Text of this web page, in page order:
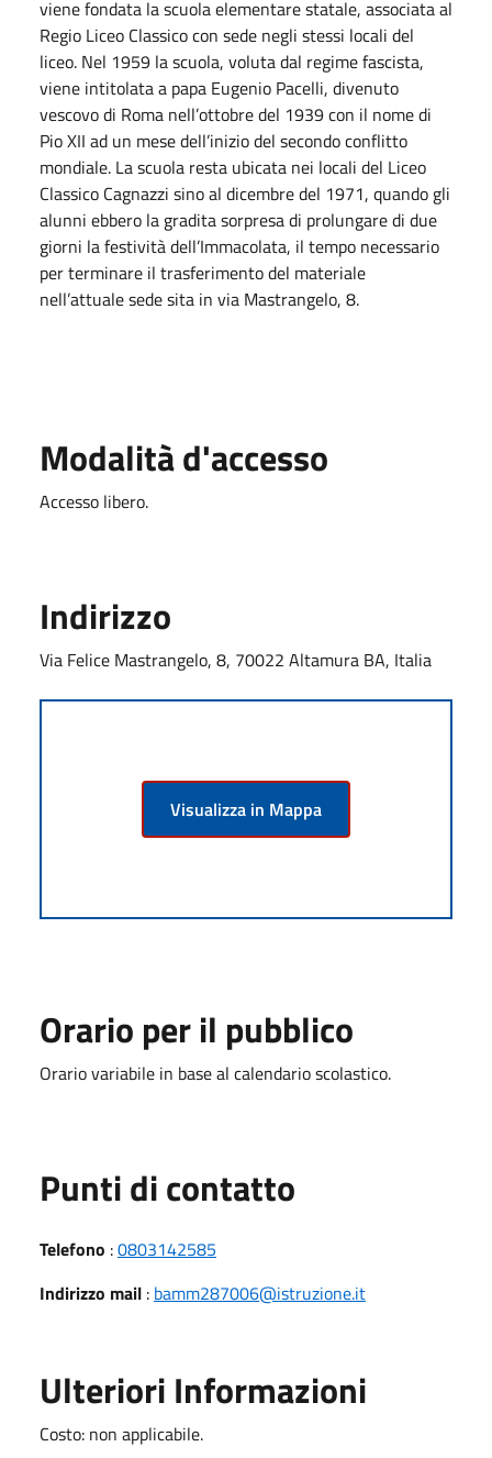
viene fondata la scuola elementare statale, associata al
Regio Liceo Classico con sede negli stessi locali del
liceo. Nel 1959 la scuola, voluta dal regime fascista,
viene intitolata a papa Eugenio Pacelli, divenuto
vescovo di Roma nell’ottobre del 1939 con il nome di
Pio XII ad un mese dell’inizio del secondo conflitto
mondiale. La scuola resta ubicata nei locali del Liceo
Classico Cagnazzi sino al dicembre del 1971, quando gli
alunni ebbero la gradita sorpresa di prolungare di due
giorni la festività dell’Immacolata, il tempo necessario
per terminare il trasferimento del materiale
nell’attuale sede sita in via Mastrangelo, 8.
Modalità d'accesso
Accesso libero.
Indirizzo
Via Felice Mastrangelo, 8, 70022 Altamura BA, Italia
Visualizza in Mappa
Orario per il pubblico
Orario variabile in base al calendario scolastico.
Punti di contatto
Telefono :0803142585
Indirizzo mail : bamm287006@istruzione.it
Ulteriori Informazioni
Costo: non applicabile.